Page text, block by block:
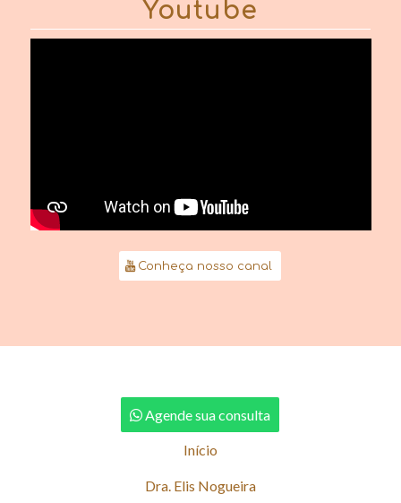
Youtube
Conheça nosso canal
Agende sua consulta
Início
Dra. Elis Nogueira